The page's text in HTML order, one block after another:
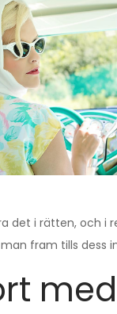
det i rätten, och i
fram tills dess